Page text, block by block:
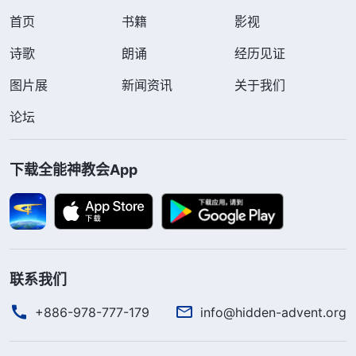
首页 书籍
影视
诗歌
朗诵
经历见证
图片展
新闻资讯
关于我们
论坛
下载全能神教会App
联系我们
+886-978-777-179 info@hidden-advent.org